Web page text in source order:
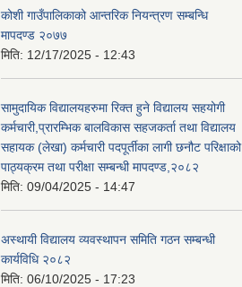
कोशी गाउँपालिकाको आन्तरिक नियन्त्रण सम्बन्धि
मापदण्ड २०७७
मिति: 12/17/2025 - 12:43
सामुदायिक विद्यालयहरुमा रिक्त हुने विद्यालय सहयोगी
कर्मचारी,प्रारम्भिक बालविकास सहजकर्ता तथा विद्यालय
सहायक (लेखा) कर्मचारी पदपूर्तीका लागी छनौट परिक्षाको
पाठ्यक्रम तथा परीक्षा सम्बन्धी मापदण्ड,२०८२
मिति: 09/04/2025 - 14:47
अस्थायी विद्यालय व्यवस्थापन समिति गठन सम्बन्धी
कार्यविधि २०८२
मिति: 06/10/2025 - 17:23